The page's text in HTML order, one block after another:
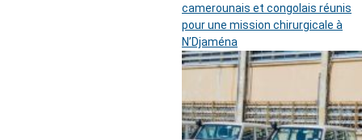
camerounais et congolais réunis
pour une mission chirurgicale à
N’Djaména